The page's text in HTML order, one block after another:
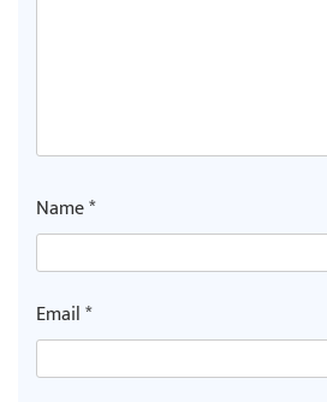
Name*
Email*